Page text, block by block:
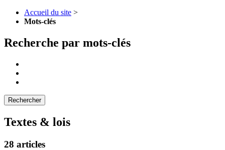
Accueil du site >
Mots-clés
Recherche par mots-clés
Textes & lois
28 articles